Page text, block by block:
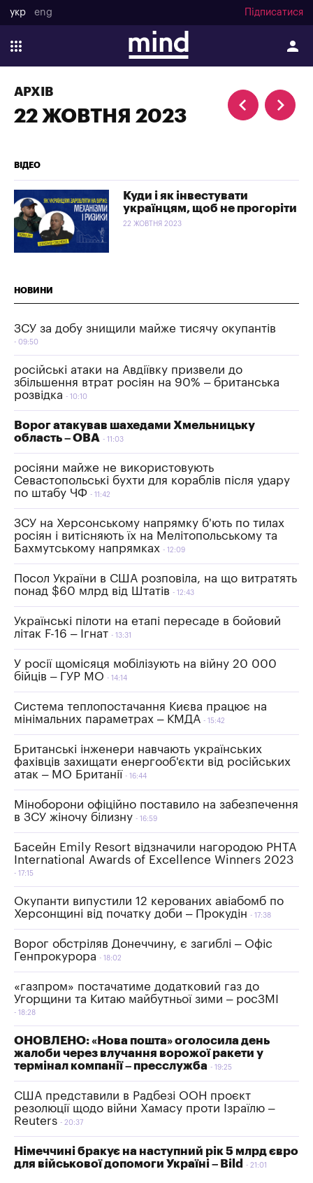
укр eng Підписатися
АРХІВ
22 ЖОВТНЯ 2023
ВІДЕО
Куди і як інвестувати
українцям, щоб не прогоріти
22 ЖОВТНЯ 2023
НОВИНИ
ЗСУ за добу знищили майже тисячу окупантів
09:50
російські атаки на Авдіївку призвели до
збільшення втрат росіян на 90% – британська
розвідка
10:10
Ворог атакував шахедами Хмельницьку
область – ОВА
11:03
росіяни майже не використовують
Севастопольські бухти для кораблів після удару
по штабу ЧФ
11:42
ЗСУ на Херсонському напрямку б'ють по тилах
росіян і витісняють їх на Мелітопольському та
Бахмутському напрямках
12:09
Посол України в США розповіла, на що витратять
понад $60 млрд від Штатів
12:43
Українські пілоти на етапі пересаде в бойовий
літак F-16 – Ігнат
13:31
У росії щомісяця мобілізують на війну 20 000
бійців – ГУР МО
14:14
Система теплопостачання Києва працює на
мінімальних параметрах – КМДА
15:42
Британські інженери навчають українських
фахівців захищати енергооб'єкти від російських
атак – МО Британії
16:44
Міноборони офіційно поставило на забезпечення
в ЗСУ жіночу білизну
16:59
Басейн Emily Resort відзначили нагородою PHTA
International Awards of Excellence Winners 2023
17:15
Окупанти випустили 12 керованих авіабомб по
Херсонщині від початку доби – Прокудін
17:38
Ворог обстріляв Донеччину, є загиблі – Офіс
Генпрокурора
18:02
«газпром» постачатиме додатковий газ до
Угорщини та Китаю майбутньої зими – росЗМІ
18:28
ОНОВЛЕНО: «Нова пошта» оголосила день
жалоби через влучання ворожої ракети у
термінал компанії – пресслужба
19:25
США представили в Радбезі ООН проєкт
резолюції щодо війни Хамасу проти Ізраїлю –
Reuters
20:37
Німеччині бракує на наступний рік 5 млрд євро
для військової допомоги Україні – Bild
21:01